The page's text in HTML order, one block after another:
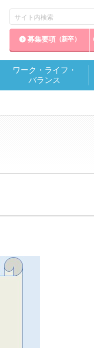
募集要項（新卒）
ワーク・ライフ・
バランス